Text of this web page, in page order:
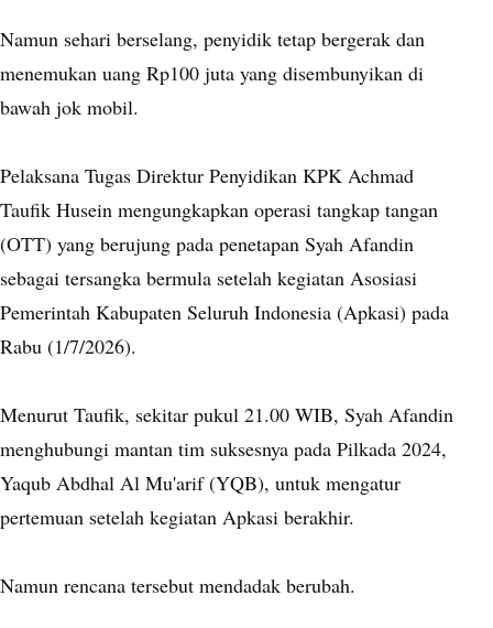
Namun sehari berselang, penyidik tetap bergerak dan
menemukan uang Rp100 juta yang disembunyikan di
bawah jok mobil.
Pelaksana Tugas Direktur Penyidikan KPK Achmad
Taufik Husein mengungkapkan operasi tangkap tangan
(OTT) yang berujung pada penetapan Syah Afandin
sebagai tersangka bermula setelah kegiatan Asosiasi
Pemerintah Kabupaten Seluruh Indonesia (Apkasi) pada
Rabu (1/7/2026).
Menurut Taufik, sekitar pukul 21.00 WIB, Syah Afandin
menghubungi mantan tim suksesnya pada Pilkada 2024,
Yaqub Abdhal Al Mu'arif (YQB), untuk mengatur
pertemuan setelah kegiatan Apkasi berakhir.
Namun rencana tersebut mendadak berubah.